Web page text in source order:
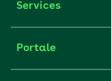
Services
Portale